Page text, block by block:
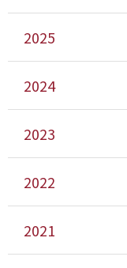
2025
2024
2023
2022
2021